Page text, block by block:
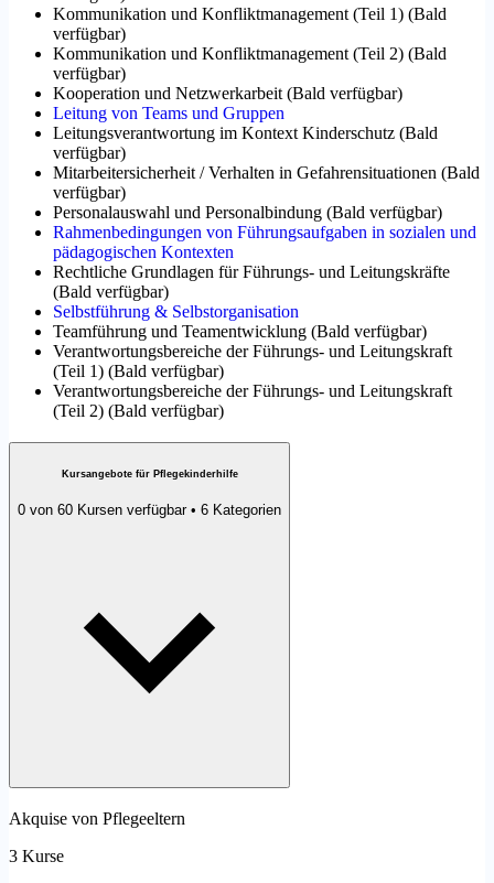
Kommunikation und Konfliktmanagement (Teil 1) (Bald
verfügbar)
Kommunikation und Konfliktmanagement (Teil 2) (Bald
verfügbar)
Kooperation und Netzwerkarbeit (Bald verfügbar)
Leitung von Teams und Gruppen
Leitungsverantwortung im Kontext Kinderschutz (Bald
verfügbar)
Mitarbeitersicherheit / Verhalten in Gefahrensituationen (Bald
verfügbar)
Personalauswahl und Personalbindung (Bald verfügbar)
Rahmenbedingungen von Führungsaufgaben in sozialen und
pädagogischen Kontexten
Rechtliche Grundlagen für Führungs- und Leitungskräfte
(Bald verfügbar)
Selbstführung & Selbstorganisation
Teamführung und Teamentwicklung (Bald verfügbar)
Verantwortungsbereiche der Führungs- und Leitungskraft
(Teil 1) (Bald verfügbar)
Verantwortungsbereiche der Führungs- und Leitungskraft
(Teil 2) (Bald verfügbar)
Kursangebote für Pflegekinderhilfe
0 von 60 Kursen verfügbar • 6 Kategorien
Akquise von Pflegeeltern
3 Kurse